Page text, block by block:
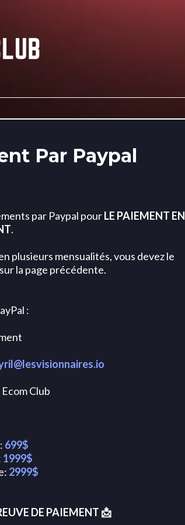
Par Paypal
par Paypal pourLE PAIEMENT EN
.
plusieurs mensualités, vous devez le
la page précédente.
:
Club
699$
1999$
2999$
DE PAIEMENT 📩